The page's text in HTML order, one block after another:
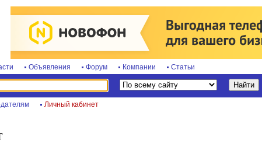
Объявления Форум Компании Статьи
Личный кабинет